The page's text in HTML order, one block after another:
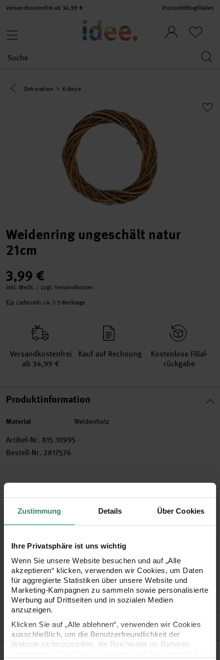
Zustimmung Details Über Cookies
Ihre Privatsphäre ist uns wichtig
Wenn Sie unsere Website besuchen und auf „Alle
akzeptieren“ klicken, verwenden wir Cookies, um Daten
für aggregierte Statistiken über unsere Website und
Marketing-Kampagnen zu sammeln sowie personalisierte
Werbung auf Drittseiten und in sozialen Medien
anzuzeigen.
Klicken Sie auf „Alle ablehnen“, verwenden wir Cookies
ausschließlich, um die Benutzerfreundlichkeit der
Website sicherzustellen, die Reichweite im Rahmen
Versandkostenfrei ab 34,99 € ProspektBlogFilialen
Eine Kategorie zurück navigieren
Dekoration Kränze
Weidenring ungeschält natur
21cm
3,99 €
inkl. MwSt. / zzgl. Versandkosten
Lieferzeit: ca. 1-3 Werktage
Versand­kosten­frei
ab 34,99 €
Kauf auf Rechnung
Kosten­lose Filial­
rückgabe
Produktinformation
Material Weidenholz
Artikel-Nr. 815.10995
Bestell-Nr. 2817576
Produktbeschreibung
Gestalten Sie mit dem Weidenring schöne Türkränze,
Weidenring ungeschält, naturbelassen
Durchmesser: 21 cm
Tipp! Entdecken Sie auch die grauen Weidenkränze!
Hersteller